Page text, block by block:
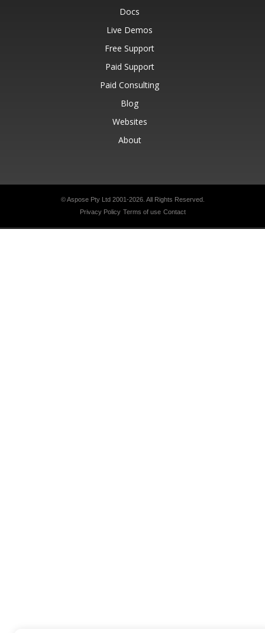
Docs
Live Demos
Free Support
Paid Support
Paid Consulting
Blog
Websites
About
© Aspose Pty Ltd 2001-2026. All Rights Reserved.
Privacy Policy Terms of use Contact